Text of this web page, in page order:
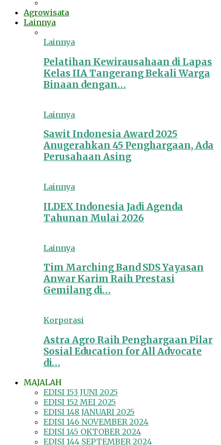
Agrowisata
Lainnya
Lainnya
Pelatihan Kewirausahaan di Lapas
Kelas IIA Tangerang Bekali Warga
Binaan dengan…
Lainnya
Sawit Indonesia Award 2025
Anugerahkan 45 Penghargaan, Ada
Perusahaan Asing
Lainnya
ILDEX Indonesia Jadi Agenda
Tahunan Mulai 2026
Lainnya
Tim Marching Band SDS Yayasan
Anwar Karim Raih Prestasi
Gemilang di…
Korporasi
Astra Agro Raih Penghargaan Pilar
Sosial Education for All Advocate
di…
MAJALAH
EDISI 153 JUNI 2025
EDISI 152 MEI 2025
EDISI 148 JANUARI 2025
EDISI 146 NOVEMBER 2024
EDISI 145 OKTOBER 2024
EDISI 144 SEPTEMBER 2024